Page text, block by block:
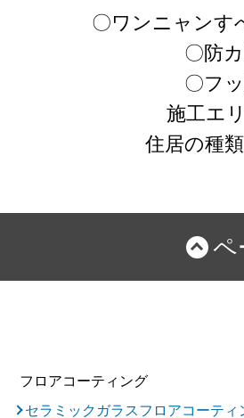
〇ワンニャンす
〇防
〇フ
施工エ
住居の種
ペ
フロアコーティング
セラミックガラスフロアコーティ